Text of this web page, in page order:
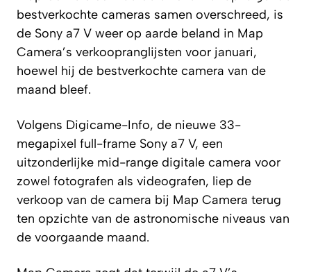
bestverkochte cameras samen overschreed, is
de Sony a7 V weer op aarde beland in Map
Camera’s verkoopranglijsten voor januari,
hoewel hij de bestverkochte camera van de
maand bleef.
Volgens Digicame-Info, de nieuwe 33-
megapixel full-frame Sony a7 V, een
uitzonderlijke mid-range digitale camera voor
zowel fotografen als videografen, liep de
verkoop van de camera bij Map Camera terug
ten opzichte van de astronomische niveaus van
de voorgaande maand.